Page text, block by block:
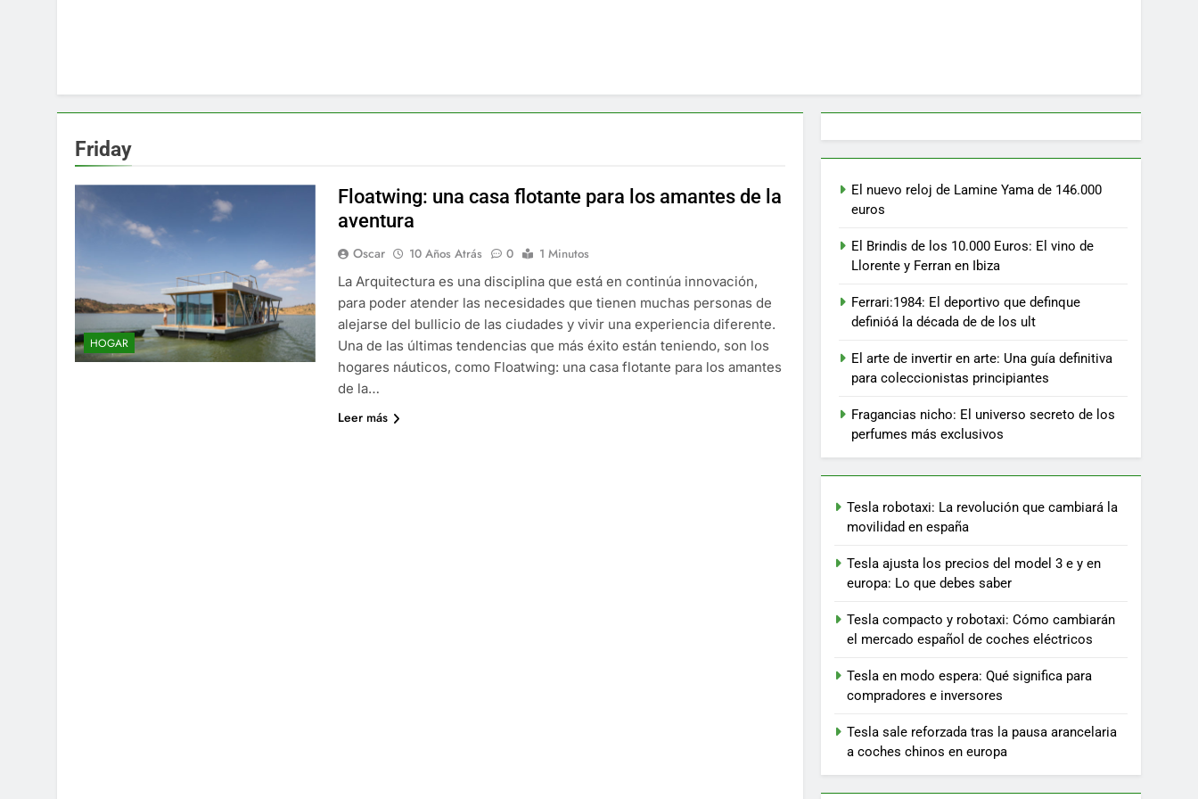
Friday
HOGAR
Floatwing: una casa flotante para los amantes de la
aventura
Oscar 10 Años Atrás 0
1 Minutos
La Arquitectura es una disciplina que está en continúa innovación,
para poder atender las necesidades que tienen muchas personas de
alejarse del bullicio de las ciudades y vivir una experiencia diferente.
Una de las últimas tendencias que más éxito están teniendo, son los
hogares náuticos, como Floatwing: una casa flotante para los amantes
de la…
Leer más
El nuevo reloj de Lamine Yama de 146.000
euros
El Brindis de los 10.000 Euros: El vino de
Llorente y Ferran en Ibiza
Ferrari:1984: El deportivo que definque
definióá la década de de los ult
El arte de invertir en arte: Una guía definitiva
para coleccionistas principiantes
Fragancias nicho: El universo secreto de los
perfumes más exclusivos
Tesla robotaxi: La revolución que cambiará la
movilidad en españa
Tesla ajusta los precios del model 3 e y en
europa: Lo que debes saber
Tesla compacto y robotaxi: Cómo cambiarán
el mercado español de coches eléctricos
Tesla en modo espera: Qué significa para
compradores e inversores
Tesla sale reforzada tras la pausa arancelaria
a coches chinos en europa